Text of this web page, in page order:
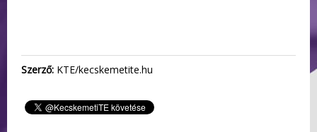
Szerző: KTE/kecskemetite.hu